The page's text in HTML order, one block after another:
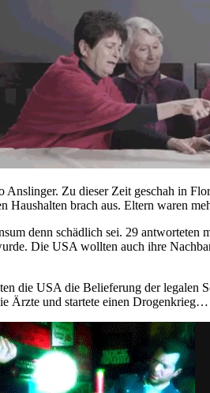
Zu dieser Zeit geschah in
brach aus. Eltern waren
denn schädlich sei. 29 antworteten
Die USA wollten auch ihre
die USA die Belieferung der
Ärzte und startete einen Drogenkrieg…